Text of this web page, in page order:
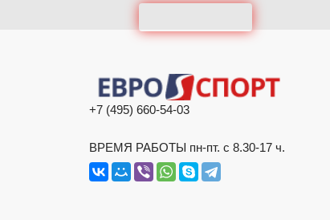
+7 (495) 660-54-03
ВРЕМЯ РАБОТЫ пн-пт. с 8.30-17 ч.